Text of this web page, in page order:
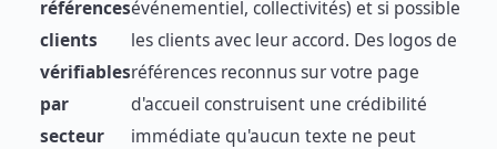
références
clients
vérifiables
par
secteur
événementiel, collectivités) et si possible
les clients avec leur accord. Des logos de
références reconnus sur votre page
d'accueil construisent une crédibilité
immédiate qu'aucun texte ne peut